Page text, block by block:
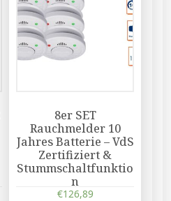
8er SET
Rauchmelder 10
Jahres Batterie – VdS
Zertifiziert &
Stummschaltfunktio
n
€126,89